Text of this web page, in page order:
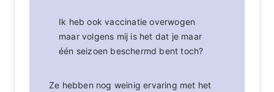
Ik heb ook vaccinatie overwogen
maar volgens mij is het dat je maar
één seizoen beschermd bent toch?
Ze hebben nog weinig ervaring met het